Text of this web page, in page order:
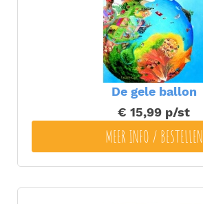
De gele ballon
€ 15,99 p/st
MEER INFO / BESTELLEN